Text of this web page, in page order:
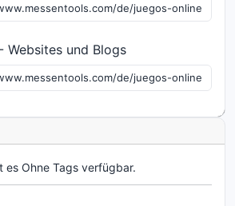
- Websites und Blogs
es Ohne Tags verfügbar.